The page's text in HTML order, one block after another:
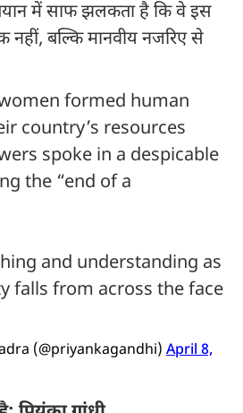
में साफ झलकता है कि वे इस
नहीं, बल्कि मानवीय नजरिए से
formed human
country’s resources
spoke in a despicable
the “end of a
and understanding as
falls from across the face
(@priyankagandhi) April 8,